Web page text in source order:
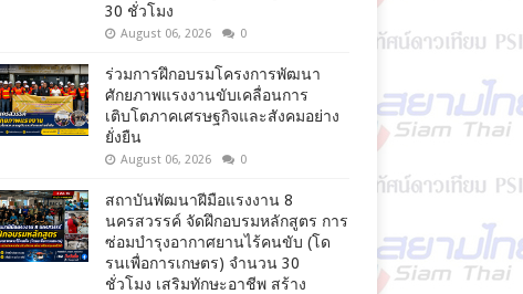
30 ชั่วโมง
August 06, 2026 0
ร่วมการฝึกอบรมโครงการพัฒนา
ศักยภาพแรงงานขับเคลื่อนการ
เติบโตภาคเศรษฐกิจและสังคมอย่าง
ยั่งยืน
August 06, 2026 0
สถาบันพัฒนาฝีมือแรงงาน 8
นครสวรรค์ จัดฝึกอบรมหลักสูตร การ
ซ่อมบำรุงอากาศยานไร้คนขับ (โด
รนเพื่อการเกษตร) จำนวน 30
ชั่วโมง เสริมทักษะอาชีพ สร้าง